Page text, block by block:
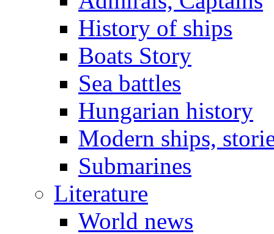
History of ships
Boats Story
Sea battles
Hungarian history
Modern ships,
Submarines
Literature
World news